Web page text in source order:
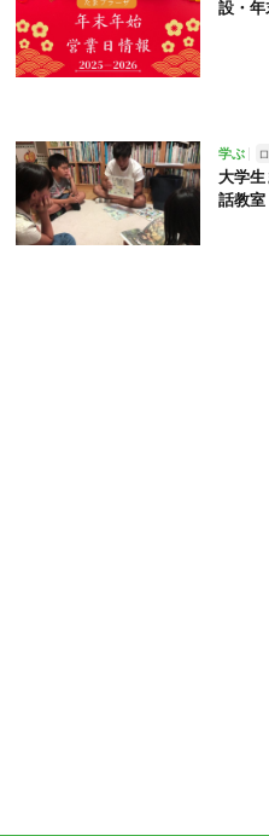
設・
学ぶ
大学
話教室